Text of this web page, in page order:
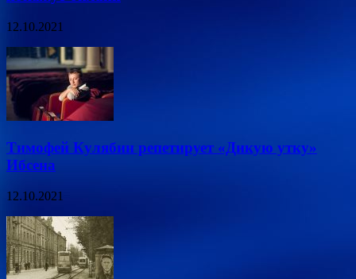
12.10.2021
Тимофей Кулябин репетирует «Дикую утку»
Ибсена
12.10.2021